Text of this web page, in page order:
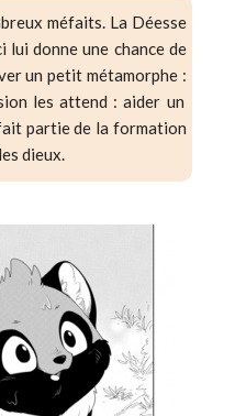
méfaits. La Déesse
donne une chance de
un petit métamorphe :
les attend : aider un
partie de la formation
dieux.